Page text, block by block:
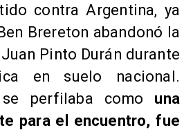
contra Argentina, ya
Brereton abandonó la
Pinto Durán durante
en suelo nacional.
perfilaba como una
para el encuentro, fue